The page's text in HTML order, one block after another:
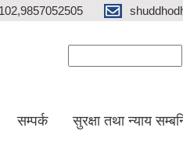
सम्पर्क सुरक्षा तथा न्याय